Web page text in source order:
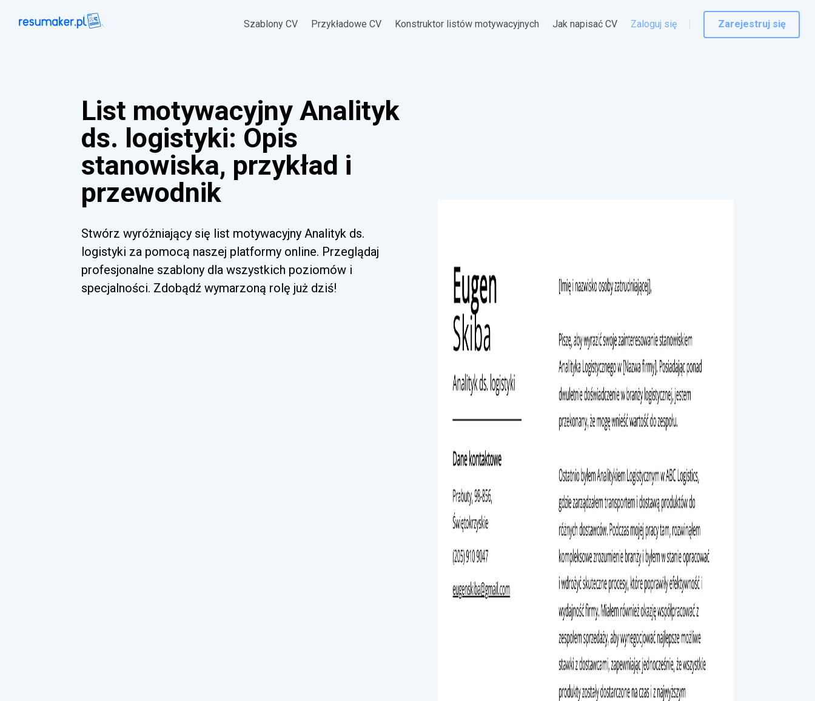
Szablony CV Przykładowe CV Konstruktor listów motywacyjnych Jak napisać CV Zaloguj się Zarejestruj się
List motywacyjny Analityk
ds. logistyki: Opis
stanowiska, przykład i
przewodnik
Stwórz wyróżniający się list motywacyjny Analityk ds.
logistyki za pomocą naszej platformy online. Przeglądaj
profesjonalne szablony dla wszystkich poziomów i
specjalności. Zdobądź wymarzoną rolę już dziś!